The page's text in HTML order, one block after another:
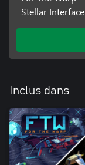
Stellar Interface
Inclus dans